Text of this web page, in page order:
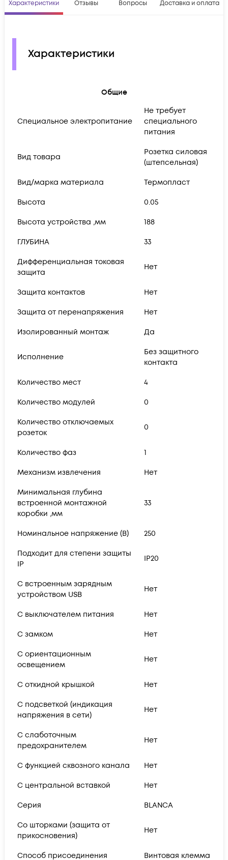
Характеристики Отзывы Вопросы Доставка и оплата
Характеристики
Общие
Cпециальное электропитание
Не требует
специального
питания
Вид товара
Розетка силовая
(штепсельная)
Вид/марка материала Термопласт
Высота 0.05
Высота устройства ,мм 188
ГЛУБИНА 33
Дифференциальная токовая
защита
Нет
Защита контактов Нет
Защита от перенапряжения Нет
Изолированный монтаж Да
Исполнение
Без защитного
контакта
Количество мест 4
Количество модулей 0
Количество отключаемых
розеток
0
Количество фаз 1
Механизм извлечения Нет
Минимальная глубина
встроенной монтажной
коробки ,мм
33
Номинальное напряжение (В) 250
Подходит для степени защиты
IP
IP20
С встроенным зарядным
устройством USB
Нет
С выключателем питания Нет
С замком Нет
С ориентационным
освещением
Нет
С откидной крышкой Нет
С подсветкой (индикация
напряжения в сети)
Нет
С слаботочным
предохранителем
Нет
С функцией сквозного канала Нет
С центральной вставкой Нет
Серия BLANCA
Со шторками (защита от
прикосновения)
Нет
Способ присоединения Винтовая клемма